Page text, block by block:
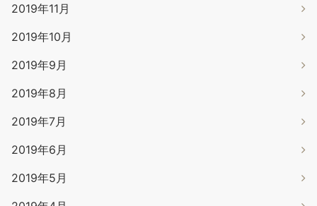
2019年11月
2019年10月
2019年9月
2019年8月
2019年7月
2019年6月
2019年5月